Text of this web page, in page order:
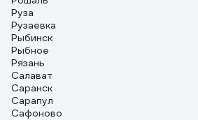
Руза
Рузаевка
Рыбинск
Рыбное
Рязань
Салават
Саранск
Сарапул
Сафоново